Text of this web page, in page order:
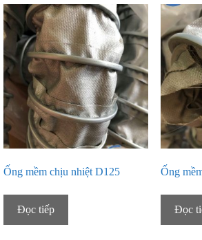
Ống mềm chịu nhiệt D125
Đọc tiếp
Ống
Đọc